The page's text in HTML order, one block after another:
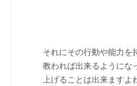
それにその行動や能力を
教われば出来るようにな
上げることは出来ますよ